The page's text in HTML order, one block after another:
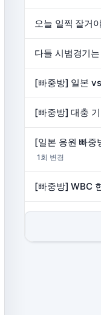
오늘 일찍 잘거
다들 시범경기
[빠중방] 일본
[일본 응원 빠중
1회 변경
[빠중방] WBC